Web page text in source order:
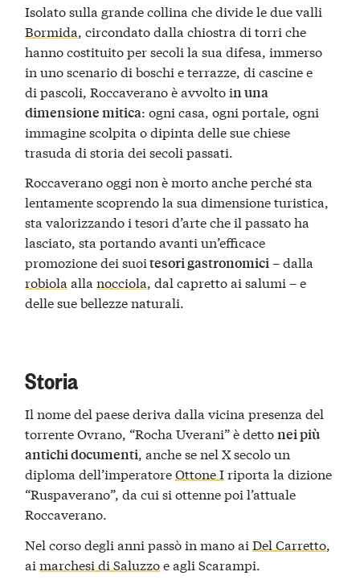
Isolato sulla grande collina che divide le due valli
Bormida, circondato dalla chiostra di torri che
hanno costituito per secoli la sua difesa, immerso
in uno scenario di boschi e terrazze, di cascine e
di pascoli, Roccaverano è avvolto in una
dimensione mitica: ogni casa, ogni portale, ogni
immagine scolpita o dipinta delle sue chiese
trasuda di storia dei secoli passati.
Roccaverano oggi non è morto anche perché sta
lentamente scoprendo la sua dimensione turistica,
sta valorizzando i tesori d’arte che il passato ha
lasciato, sta portando avanti un’efficace
promozione dei suoitesori gastronomici– dalla
robiola allanocciola, dal capretto ai salumi – e
delle sue bellezze naturali.
Storia
Il nome del paese deriva dalla vicina presenza del
torrente Ovrano, “Rocha Uverani” è dettonei più
antichi documenti, anche se nel X secolo un
diploma dell’imperatoreOttone Iriporta la dizione
“Ruspaverano”, da cui si ottenne poi l’attuale
Roccaverano.
Nel corso degli anni passò in mano aiDel Carretto,
aimarchesi di Saluzzoe agli Scarampi.